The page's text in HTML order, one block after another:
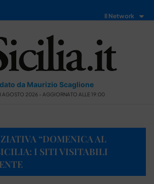
Il Network
da Maurizio Scaglione
AGOSTO 2026 - AGGIORNATO ALLE 19:00
“DOMENICA AL
I SITI VISITABILI